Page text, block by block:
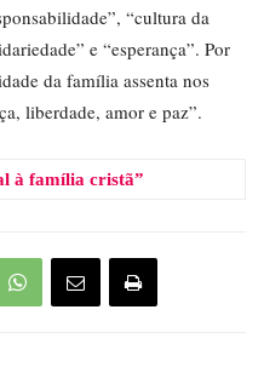
“cultura da
e “esperança”. Por
da família assenta nos
liberdade, amor e paz”.
à família cristã”